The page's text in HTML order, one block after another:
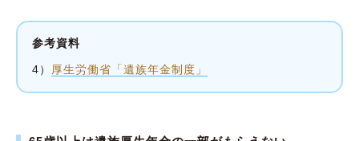
参考資料
4） 厚生労働省「遺族年金制度」